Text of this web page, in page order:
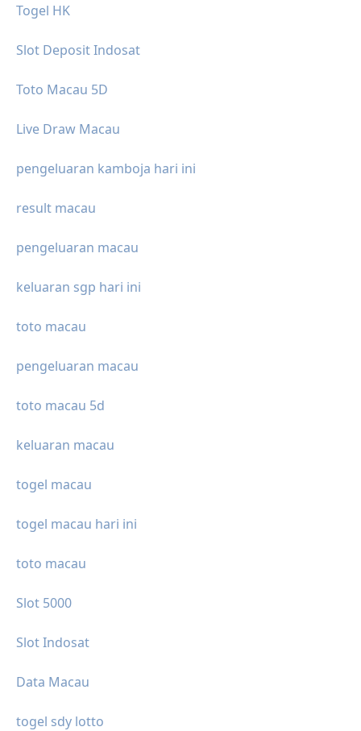
Togel HK
Slot Deposit Indosat
Toto Macau 5D
Live Draw Macau
pengeluaran kamboja hari ini
result macau
pengeluaran macau
keluaran sgp hari ini
toto macau
pengeluaran macau
toto macau 5d
keluaran macau
togel macau
togel macau hari ini
toto macau
Slot 5000
Slot Indosat
Data Macau
togel sdy lotto